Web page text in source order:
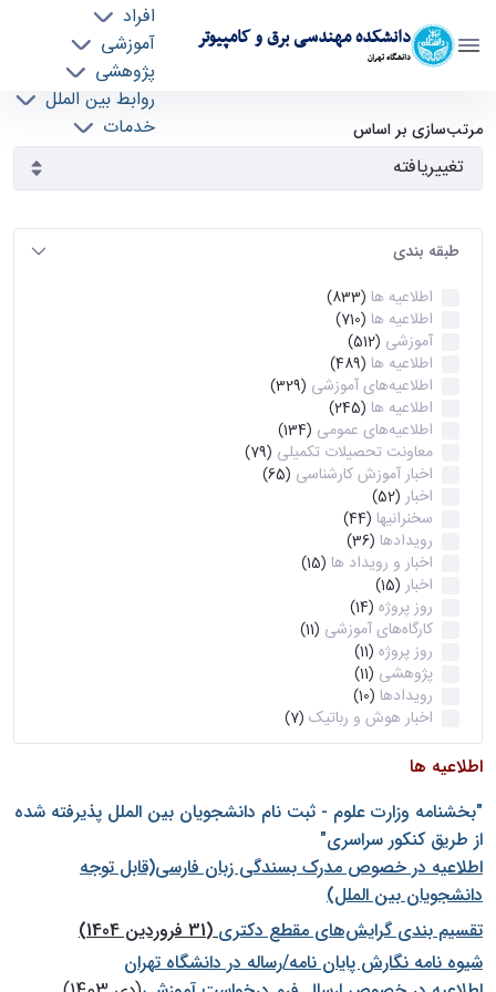
دانشکده مهندسی برق و کامپیوتر
دانشگاه تهران
افراد
آموزشی
پژوهشی
روابط بین الملل
خدمات
آرشیو اطلاعیه ها - ece- دانشکده مهندسی برق و
کامپیوتر
مرتب‌سازی بر اساس
طبقه بندی
اطلاعیه ها (833)
اطلاعیه ها (710)
آموزشی (512)
اطلاعیه ها (489)
اطلاعیه‌های‌ آموزشی (329)
اطلاعیه ها (245)
اطلاعیه‌های عمومی (134)
معاونت تحصیلات تکمیلی (79)
اخبار آموزش کارشناسی (65)
اخبار (52)
سخنرانیها (44)
رویدادها (36)
اخبار و رویداد ها (15)
اخبار (15)
روز پروژه (14)
کارگاه‌های آموزشی (11)
روز پروژه (11)
پژوهشی (11)
رویدادها (10)
اخبار هوش و رباتیک (7)
اطلاعیه ها
"بخشنامه وزارت علوم - ثبت نام دانشجويان بين الملل پذيرفته شده
از طريق كنكور سراسری"
اطلاعیه در خصوص مدرک بسندگی زبان فارسی(قابل توجه
دانشجویان بین الملل)
تقسیم بندی گرایش‌های مقطع دکتری(31 فروردین 1404)
شيوه نامه نگارش پايان نامه/رساله در دانشگاه تهران